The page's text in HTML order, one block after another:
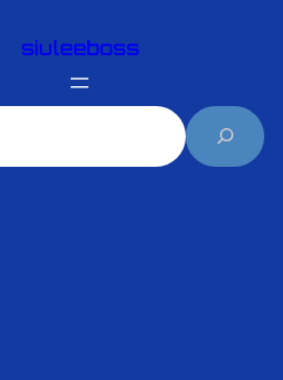
siuleeboss